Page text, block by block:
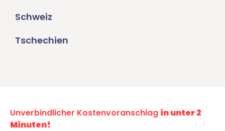
Schweiz
Tschechien
Unverbindlicher Kostenvoranschlag in unter 2
Minuten!